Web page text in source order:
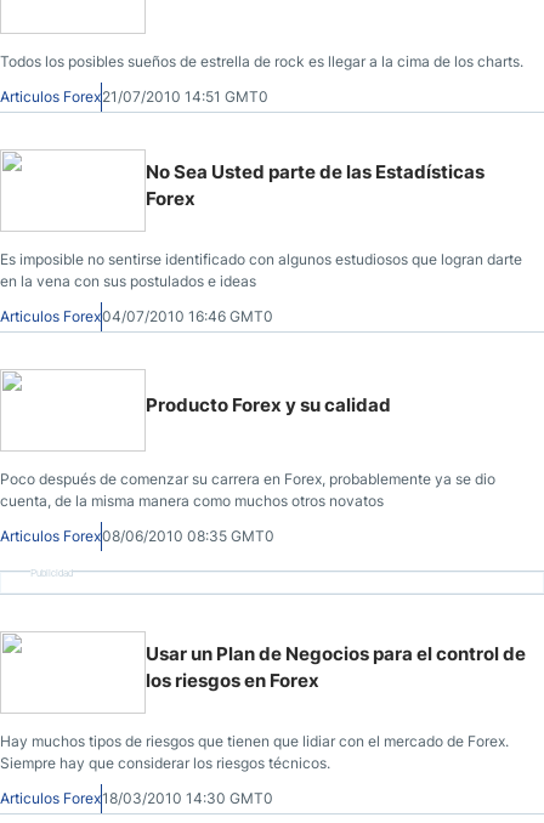
Todos los posibles sueños de estrella de rock es llegar a la cima de los charts.
Articulos Forex21/07/2010 14:51 GMT0
No Sea Usted parte de las Estadísticas
Forex
Es imposible no sentirse identificado con algunos estudiosos que logran darte
en la vena con sus postulados e ideas
Articulos Forex04/07/2010 16:46 GMT0
Producto Forex y su calidad
Poco después de comenzar su carrera en Forex, probablemente ya se dio
cuenta, de la misma manera como muchos otros novatos
Articulos Forex08/06/2010 08:35 GMT0
Publicidad
Usar un Plan de Negocios para el control de
los riesgos en Forex
Hay muchos tipos de riesgos que tienen que lidiar con el mercado de Forex.
Siempre hay que considerar los riesgos técnicos.
Articulos Forex18/03/2010 14:30 GMT0